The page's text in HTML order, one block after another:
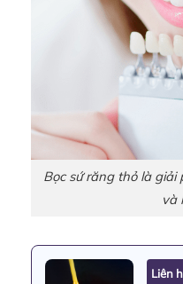
Bọc sứ răng thỏ là
và
Liên